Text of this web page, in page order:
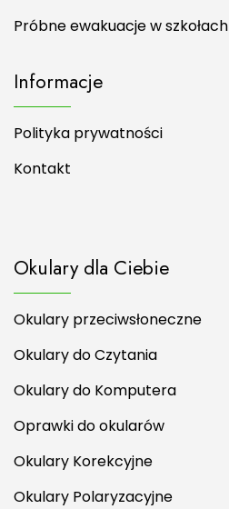
Próbne ewakuacje w szkołach
Informacje
Polityka prywatności
Kontakt
Okulary dla Ciebie
Okulary przeciwsłoneczne
Okulary do Czytania
Okulary do Komputera
Oprawki do okularów
Okulary Korekcyjne
Okulary Polaryzacyjne